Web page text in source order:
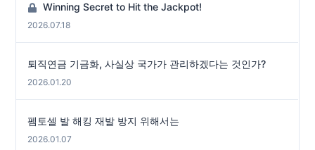
Winning Secret to Hit the Jackpot!
2026.07.18
퇴직연금 기금화, 사실상 국가가 관리하겠다는 것인가?
2026.01.20
펨토셀 발 해킹 재발 방지 위해서는
2026.01.07